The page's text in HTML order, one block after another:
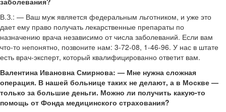
В.З.: — Ваш муж является федеральным льготником, и уже это
дает ему право получать лекарственные препараты по
назначению врача независимо от числа заболеваний. Если вам
что-то непонятно, позвоните нам: 3-72-08, 1-46-96. У нас в штате
есть врач-эксперт, который квалифицированно ответит вам.
Валентина Ивановна Смирнова: — Мне нужна сложная
операция. В нашей больнице таких не делают, а в Москве —
только за большие деньги. Можно ли получить какую-то
помощь от Фонда медицинского страхования?